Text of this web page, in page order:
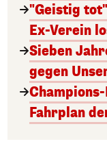
"Geistig
Ex-Verein
Sieben
gegen
Fahrplan